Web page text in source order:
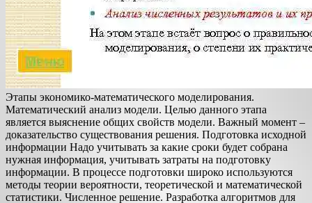
Этапы экономико-математического моделирования.
Математический анализ модели. Целью данного этапа
является выяснение общих свойств модели. Важный момент –
доказательство существования решения. Подготовка исходной
информации Надо учитывать за какие сроки будет собрана
нужная информация, учитывать затраты на подготовку
информации. В процессе подготовки широко используются
методы теории вероятности, теоретической и математической
статистики. Численное решение. Разработка алгоритмов для